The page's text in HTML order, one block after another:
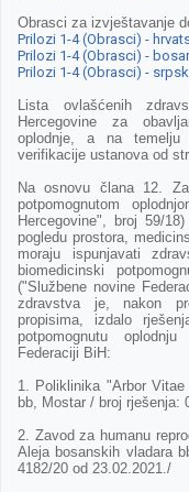
Obrasci za izvještavanje
Prilozi 1-4 (Obrasci) -
Prilozi 1-4 (Obrasci) -
Prilozi 1-4 (Obrasci) -
Lista ovlašćenih
Hercegovine za
oplodnje, a na temelju
verifikacije ustanova od
Na osnovu člana 12.
potpomognutom
Hercegovine", broj 59/
pogledu prostora,
moraju ispunjavati
biomedicinski
("Službene novine
zdravstva je, nakon
propisima, izdalo
potpomognutu
Federaciji BiH:
1. Poliklinika "Arbor
bb, Mostar / broj rješenja:
2. Zavod za humanu
Aleja bosanskih vladara
4182/20 od 23.02.2021./